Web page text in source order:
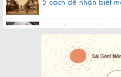
Hàng bánh canh bột
Quán cà phê bạc